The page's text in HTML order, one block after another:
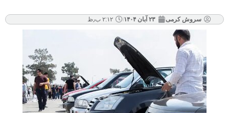
سروش کرمی ۲۳ آبان ۱۴۰۴ ۲:۱۲ ب٫ظ